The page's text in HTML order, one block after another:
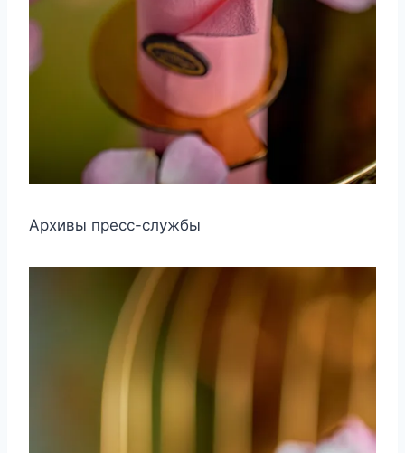
Архивы пресс-службы